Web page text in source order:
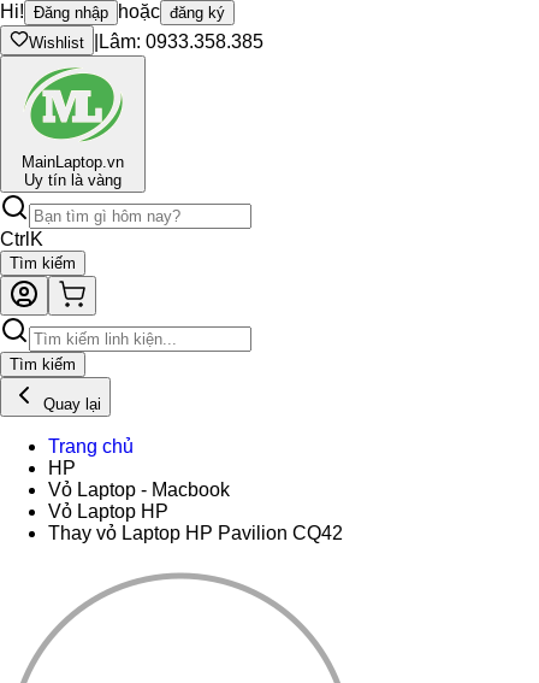
Hi! Đăng nhập hoặc đăng ký
Wishlist
Lâm: 0933.358.385
MainLaptop.vn
Uy tín là vàng
Ctrl K
Tìm kiếm
Tìm kiếm
Quay lại
Trang chủ
HP
Vỏ Laptop - Macbook
Vỏ Laptop HP
Thay vỏ Laptop HP Pavilion CQ42